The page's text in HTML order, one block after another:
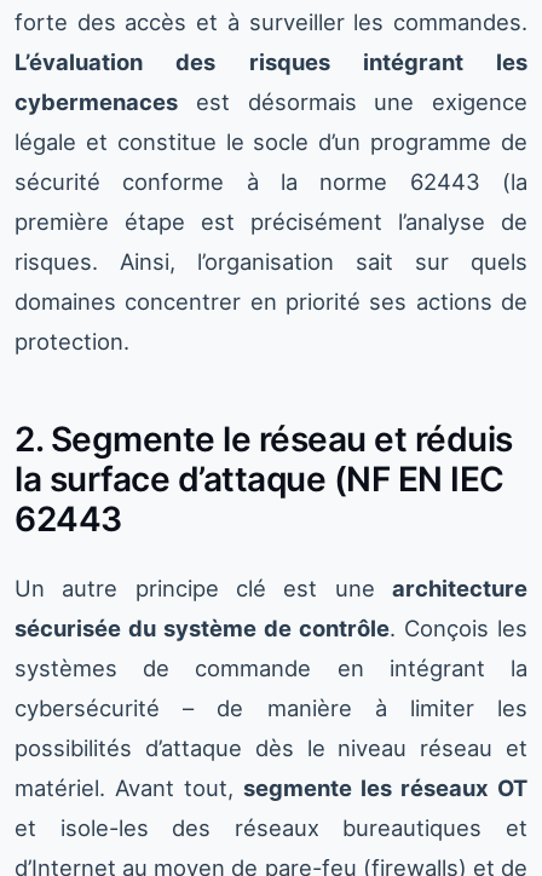
forte des accès et à surveiller les commandes.
L’évaluation des risques intégrant les
cybermenaces est désormais une exigence
légale et constitue le socle d’un programme de
sécurité conforme à la norme 62443 (la
première étape est précisément l’analyse de
risques. Ainsi, l’organisation sait sur quels
domaines concentrer en priorité ses actions de
protection.
2. Segmente le réseau et réduis
la surface d’attaque (NF EN IEC
62443
Un autre principe clé est une architecture
sécurisée du système de contrôle. Conçois les
systèmes de commande en intégrant la
cybersécurité – de manière à limiter les
possibilités d’attaque dès le niveau réseau et
matériel. Avant tout, segmente les réseaux OT
et isole-les des réseaux bureautiques et
d’Internet au moyen de pare-feu (firewalls) et de